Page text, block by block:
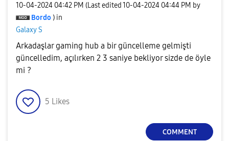
‎10-04-2024 04:42 PM (Last edited ‎10-04-2024 04:44 PM by
Bordo ) in
Galaxy S
Arkadaşlar gaming hub a bir güncelleme gelmişti
güncelledim, açılırken 2 3 saniye bekliyor sizde de öyle
mi ?
5 Likes
COMMENT